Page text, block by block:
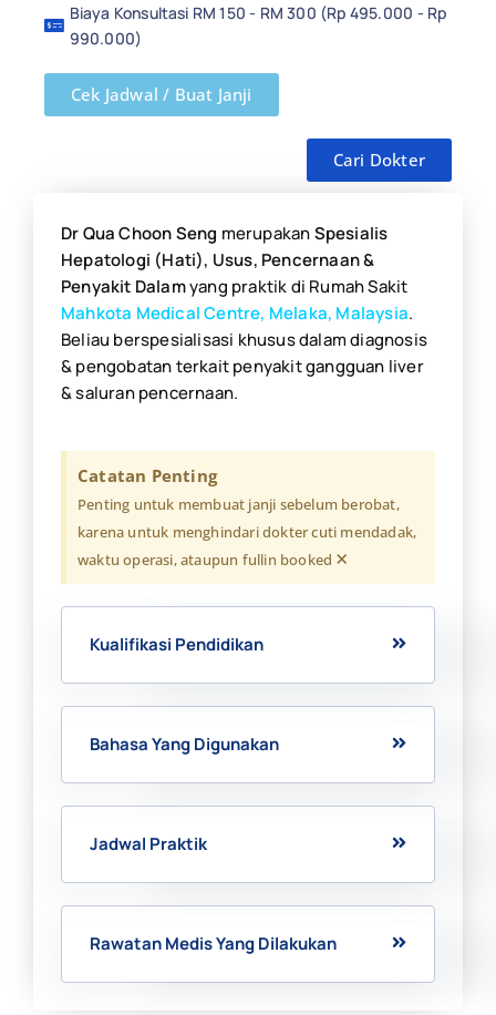
Biaya Konsultasi RM 150 - RM 300 (Rp 495.000 - Rp
990.000)
Cek Jadwal / Buat Janji
Cari Dokter
Dr Qua Choon Seng merupakanSpesialis
Hepatologi (Hati), Usus, Pencernaan &
Penyakit Dalamyang praktik di Rumah Sakit
Mahkota Medical Centre, Melaka, Malaysia.
Beliau berspesialisasi khusus dalam diagnosis
& pengobatan terkait penyakit gangguan liver
& saluran pencernaan.
Catatan Penting
Penting untuk membuat janji sebelum berobat,
karena untuk menghindari dokter cuti mendadak,
waktu operasi, ataupun fullin booked ×
Kualifikasi Pendidikan
Bahasa Yang Digunakan
Jadwal Praktik
Rawatan Medis Yang Dilakukan